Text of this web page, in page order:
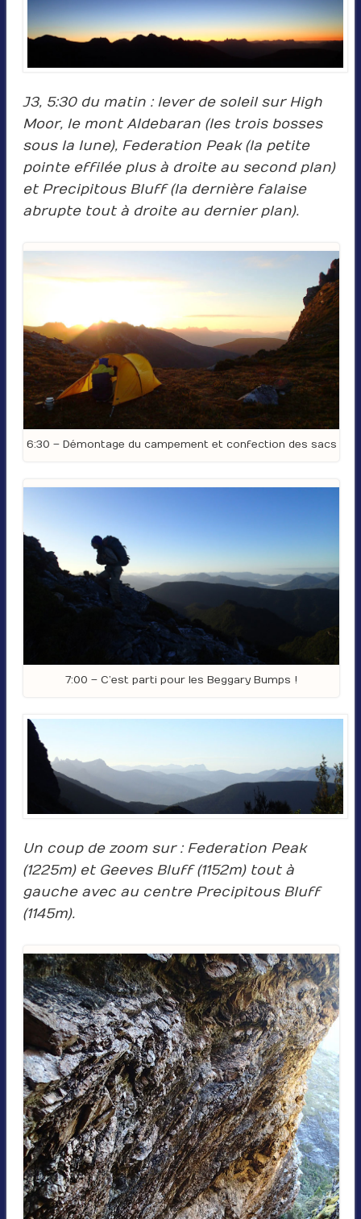
J3, 5:30 du matin : lever de soleil sur High
Moor, le mont Aldebaran (les trois bosses
sous la lune), Federation Peak (la petite
pointe effilée plus à droite au second plan)
et Precipitous Bluff (la dernière falaise
abrupte tout à droite au dernier plan).
6:30 – Démontage du campement et confection des sacs
7:00 – C’est parti pour les Beggary Bumps !
Un coup de zoom sur : Federation Peak
(1225m) et Geeves Bluff (1152m) tout à
gauche avec au centre Precipitous Bluff
(1145m).